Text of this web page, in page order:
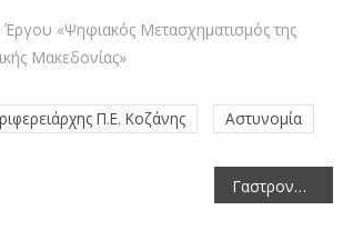
«Ψηφιακός Μετασχηματισμός της
Μακεδονίας»
Π.Ε. Κοζάνης Αστυνομία
Γαστρονομικές Περιπλανήσεις και ο Πολιτισμός των Γεύσεων